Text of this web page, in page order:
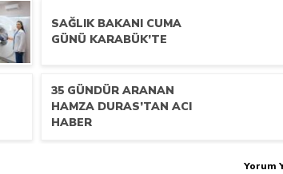
SAĞLIK BAKANI CUMA
GÜNÜ KARABÜK’TE
35 GÜNDÜR ARANAN
HAMZA DURAS’TAN ACI
HABER
Yorum